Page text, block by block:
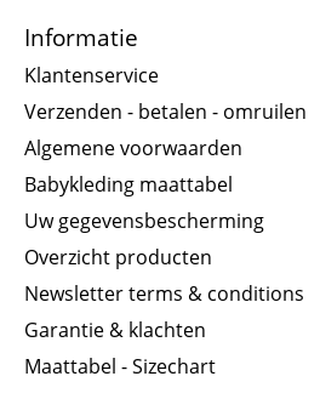
Informatie
Klantenservice
Verzenden - betalen - omruilen
Algemene voorwaarden
Babykleding maattabel
Uw gegevensbescherming
Overzicht producten
Newsletter terms & conditions
Garantie & klachten
Maattabel - Sizechart